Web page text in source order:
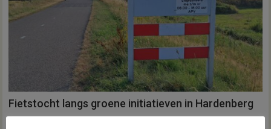
Fietstocht langs groene initiatieven in Hardenberg